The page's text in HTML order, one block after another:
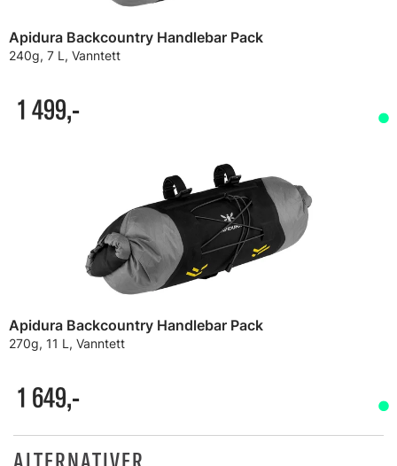
Apidura Backcountry Handlebar Pack
240g, 7 L, Vanntett
1 499,-
Apidura Backcountry Handlebar Pack
270g, 11 L, Vanntett
1 649,-